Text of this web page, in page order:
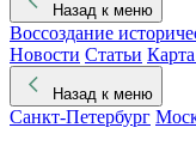
Назад к меню
Воссоздание
Новости Статьи
Назад к меню
Санкт-Петербург